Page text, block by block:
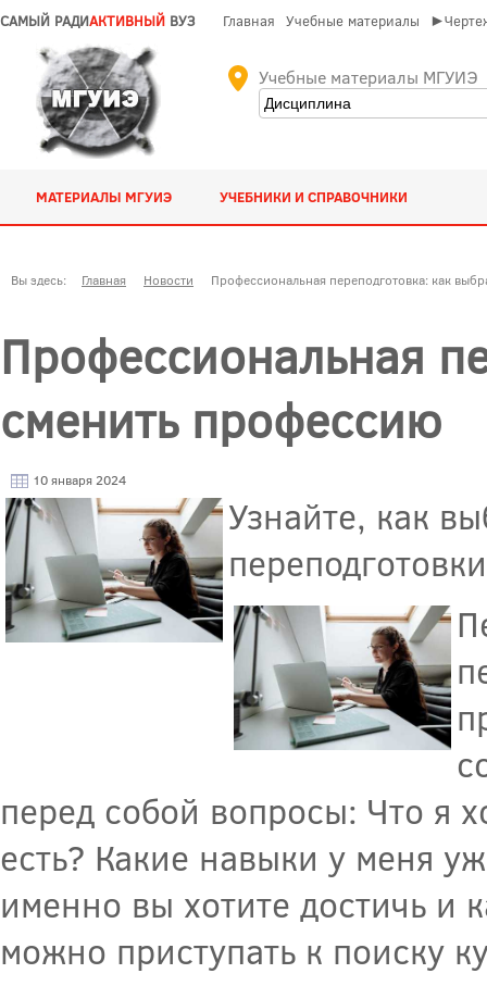
САМЫЙ РАДИАКТИВНЫЙ ВУЗ Главная Учебные материалы
Учебные материалы МГУИЭ
МАТЕРИАЛЫ МГУИЭ УЧЕБНИКИ И СПРАВОЧНИКИ
Вы здесь: Главная Новости Профессиональная переподготовка: как
Профессиональная
сменить профессию
10 января 2024
Узнайте, как
перед собой вопросы: Что я
есть? Какие навыки у меня
именно вы хотите достичь и
можно приступать к поиску